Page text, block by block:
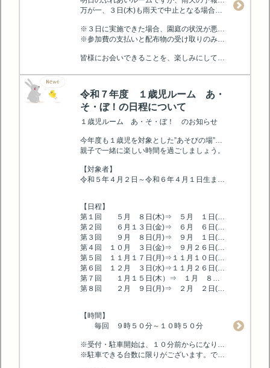
万が一、３日(木)も雨天で中止となる場合は、改めて当日の朝８時半頃に、ホームページにてお知らせいたします。ご確認をお願いいたします。
※３日に実施できた場合、園庭の状況が悪い場合があります。洋服が汚れる可能性が高いため、着替えなどの準備をお勧めします。
※参加費の支払いと配布物の受け取りのみでもかまいません。少し遊んで、途中でお帰りいただいても結構です。
皆様にお会いできることを、楽しみにしております。
令和７年度 １歳児ルーム あ・
そ・ぼ！の日程について
１歳児ルーム あ・そ・ぼ！ のお知らせ
今年度も１歳児を対象とした”あそびの場”を設けます。西の原幼稚園の雰囲気を体験し、１歳児のお友達の遊び場、保護者の仲間づくりの場として気軽に遊びに来てください。
親子で一緒に楽しい時間を過ごしましょう。
【対象者】
令和５年４月２日～令和６年４月１日生まれの方
【日程】
第１回 ５月 ８日(木)⇒ ５月 １日(木）から申し込み
第２回 ６月１３日(金)⇒ ６月 ６日(金)から申し込み
第３回 ９月 ８日(月)⇒ ９月 １日(月）から申し込み
第４回 １０月 ３日(金)⇒ ９月２６日(金)から申し込み
第５回 １１月１７日(月)⇒１１月１０日(月）から申し込み
第６回 １２月 ３日(水)⇒１１月２６日(水)から申し込み
第７回 １月１５日(木）⇒ １月 ８日(木）から申し込み
第８回 ２月 ９日(月)⇒ ２月 ２日(月)から申し込み
【時間】
毎回 ９時５０分～１０時５０分
※受付・駐車開始は、１０分前からになります。(９時４０分）
※駐車できる台数に限りがございます。できるだけ徒歩、自転車でお越しください。